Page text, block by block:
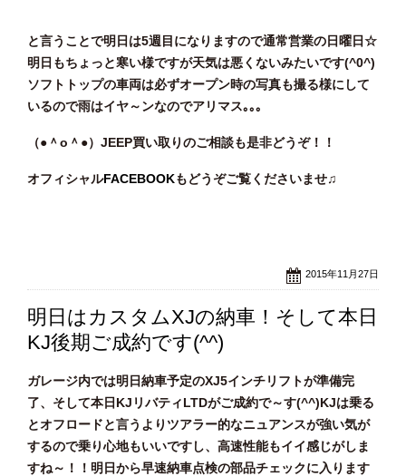
と言うことで明日は5週目になりますので通常営業の日曜日☆
明日もちょっと寒い様ですが天気は悪くないみたいです(^0^)
ソフトトップの車両は必ずオープン時の写真も撮る様にして
いるので雨はイヤ～ンなのでアリマス｡｡｡
（●＾o ＾●）JEEP買い取りのご相談も是非どうぞ！！
オフィシャルFACEBOOKもどうぞご覧くださいませ♫
2015年11月27日
明日はカスタムXJの納車！そして本日
KJ後期ご成約です(^^)
ガレージ内では明日納車予定のXJ5インチリフトが準備完
了、そして本日KJリバティLTDがご成約で～す(^^)KJは乗る
とオフロードと言うよりツアラー的なニュアンスが強い気が
するので乗り心地もいいですし、高速性能もイイ感じがしま
すね～！！明日から早速納車点検の部品チェックに入ります